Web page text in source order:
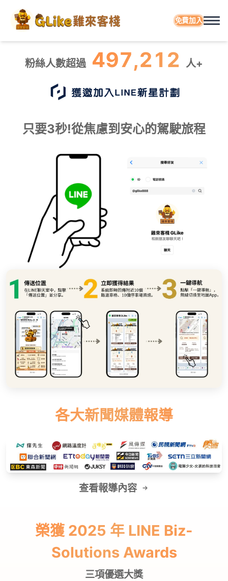
免費加入
粉絲人數超過 497,212 人+
只要3秒!從焦慮到安心的駕駛旅程
各大新聞媒體報導
查看報導內容
榮獲 2025 年 LINE Biz-
Solutions Awards
三項優選大獎